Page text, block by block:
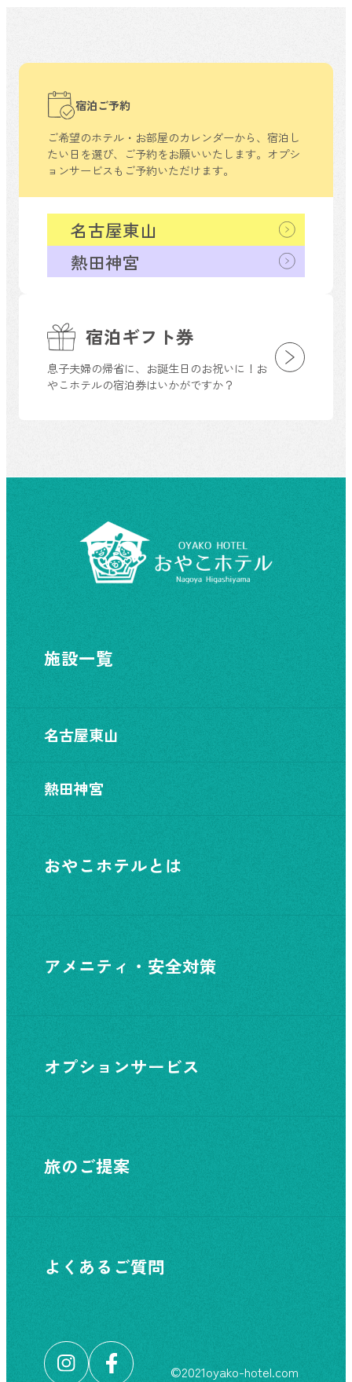
宿泊ギフト券
息子夫婦の帰省に、お誕生日のお祝いに！お
やこホテルの宿泊券はいかがですか？
宿泊ご予約
ご希望のホテル・お部屋のカレンダーから、 宿泊し
たい日を選び、ご予約をお願いいたします。 オプシ
ョンサービスもご予約いただけます。
熱田神宮
名古屋東山
施設一覧
名古屋東山
熱田神宮
おやこホテルとは
アメニティ・安全対策
オプションサービス
旅のご提案
よくあるご質問
©︎2021oyako-hotel.com